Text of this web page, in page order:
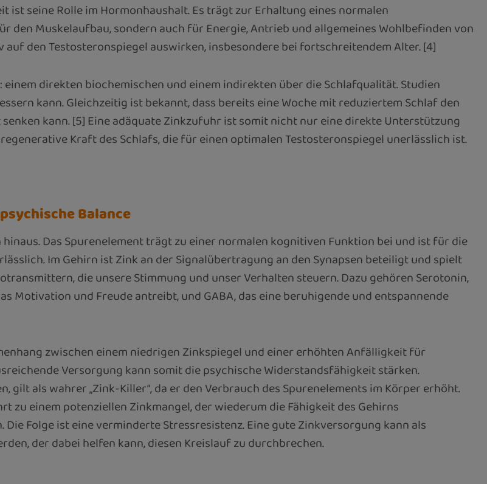
seine Rolle im Hormonhaushalt. Es trägt zur Erhaltung eines normalen
den Muskelaufbau, sondern auch für Energie, Antrieb und allgemeines Wohlbefinden von
den Testosteronspiegel auswirken, insbesondere bei fortschreitendem Alter. [4]
direkten biochemischen und einem indirekten über die Schlafqualität. Studien
kann. Gleichzeitig ist bekannt, dass bereits eine Woche mit reduziertem Schlaf den
kann. [5] Eine adäquate Zinkzufuhr ist somit nicht nur eine direkte Unterstützung
Kraft des Schlafs, die für einen optimalen Testosteronspiegel unerlässlich ist.
Balance
Das Spurenelement trägt zu einer normalen kognitiven Funktion bei und ist für die
Im Gehirn ist Zink an der Signalübertragung an den Synapsen beteiligt und spielt
die unsere Stimmung und unser Verhalten steuern. Dazu gehören Serotonin,
Motivation und Freude antreibt, und GABA, das eine beruhigende und entspannende
zwischen einem niedrigen Zinkspiegel und einer erhöhten Anfälligkeit für
Versorgung kann somit die psychische Widerstandsfähigkeit stärken.
gilt als wahrer „Zink-Killer“, da er den Verbrauch des Spurenelements im Körper erhöht.
zu einem potenziellen Zinkmangel, der wiederum die Fähigkeit des Gehirns
Folge ist eine verminderte Stressresistenz. Eine gute Zinkversorgung kann als
der dabei helfen kann, diesen Kreislauf zu durchbrechen.